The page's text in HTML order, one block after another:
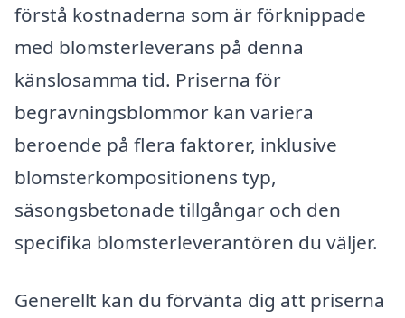
förstå kostnaderna som är förknippade
med blomsterleverans på denna
känslosamma tid. Priserna för
begravningsblommor kan variera
beroende på flera faktorer, inklusive
blomsterkompositionens typ,
säsongsbetonade tillgångar och den
specifika blomsterleverantören du väljer.
Generellt kan du förvänta dig att priserna